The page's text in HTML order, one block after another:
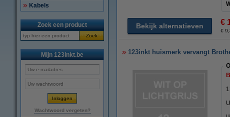
Kabels
Zoek een product
Zoek
Mijn 123inkt.be
Wachtwoord vergeten?
Bekijk alternatieven €
€
123inkt huismerk vervangt